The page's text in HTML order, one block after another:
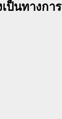
ป็นทางการ